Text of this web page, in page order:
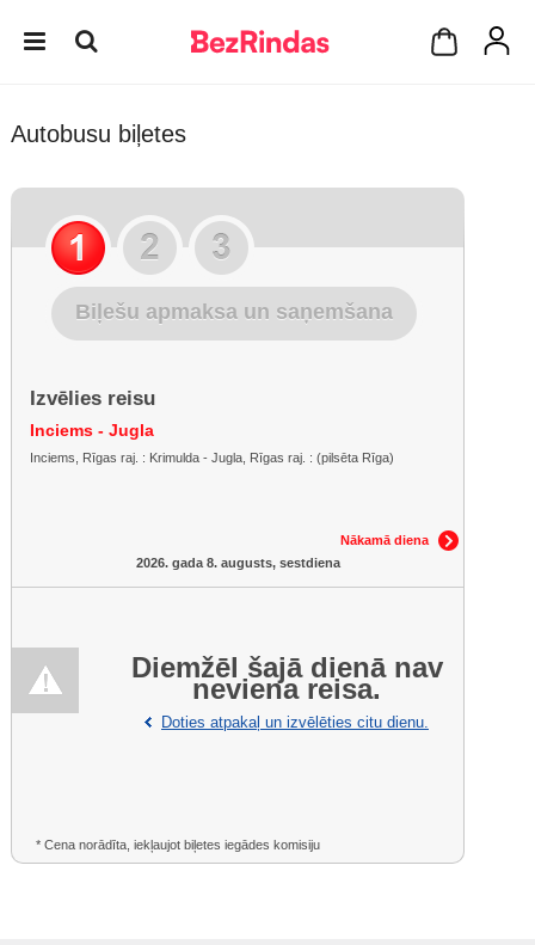
Autobusu biļetes
Biļešu apmaksa un saņemšana
Izvēlies reisu
Inciems - Jugla
Inciems, Rīgas raj. : Krimulda - Jugla, Rīgas raj. : (pilsēta Rīga)
Nākamā diena
2026. gada 8. augusts, sestdiena
Diemžēl šajā dienā nav
neviena reisa.
Doties atpakaļ un izvēlēties citu dienu.
* Cena norādīta, iekļaujot biļetes iegādes komisiju